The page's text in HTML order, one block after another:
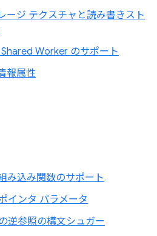
ージ テクスチャと読み書きスト
Worker のサポート
報属性
み込み関数のサポート
インタ パラメータ
逆参照の構文シュガー